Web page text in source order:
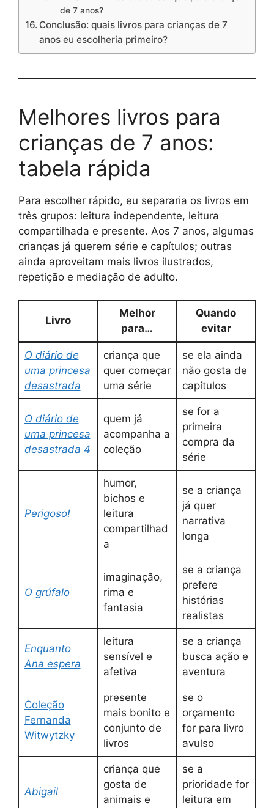
de 7 anos?
Conclusão: quais livros para crianças de 7
anos eu escolheria primeiro?
Melhores livros para
crianças de 7 anos:
tabela rápida
Para escolher rápido, eu separaria os livros em
três grupos: leitura independente, leitura
compartilhada e presente. Aos 7 anos, algumas
crianças já querem série e capítulos; outras
ainda aproveitam mais livros ilustrados,
repetição e mediação de adulto.
Livro
Melhor
para…
Quando
evitar
O diário de
uma princesa
desastrada
criança que
quer começar
uma série
se ela ainda
não gosta de
capítulos
O diário de
uma princesa
desastrada 4
quem já
acompanha a
coleção
se for a
primeira
compra da
série
Perigoso!
humor,
bichos e
leitura
compartilhad
a
se a criança
já quer
narrativa
longa
O grúfalo
imaginação,
rima e
fantasia
se a criança
prefere
histórias
realistas
Enquanto
Ana espera
leitura
sensível e
afetiva
se a criança
busca ação e
aventura
Coleção
Fernanda
Witwytzky
presente
mais bonito e
conjunto de
livros
se o
orçamento
for para livro
avulso
Abigail
criança que
gosta de
animais e
se a
prioridade for
leitura em